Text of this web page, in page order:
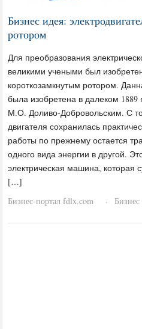
Бизнес идея:
ротором
Для преобразования
великими учеными был
короткозамкнутым ротором.
была изобретена в далеком
М.О. Доливо-Добровольским. С
двигателя сохранилась
работы по прежнему остается
одного вида энергии в другой.
электрическая машина, которая
[…]
Бизнес-портал fdlx.com
·